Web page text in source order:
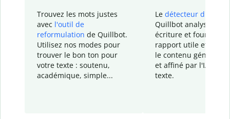
Trouvez les mots justes
avec l'outil de
reformulation de Quillbot.
Utilisez nos modes pour
trouver le bon ton pour
votre texte : soutenu,
académique, simple...
Le détecteur d'IA
Quillbot analyse votre
écriture et fournit un
rapport utile et
le contenu généré
et affiné par l'IA
texte.